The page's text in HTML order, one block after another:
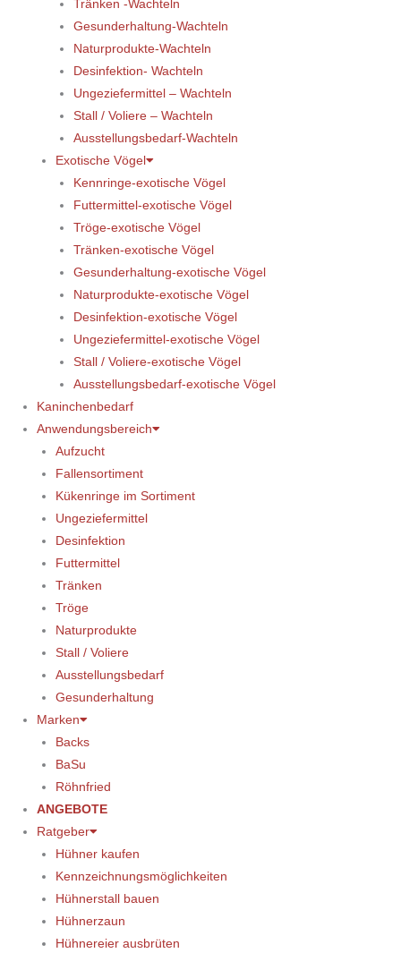
Tränken -Wachteln
Gesunderhaltung-Wachteln
Naturprodukte-Wachteln
Desinfektion- Wachteln
Ungeziefermittel – Wachteln
Stall / Voliere – Wachteln
Ausstellungsbedarf-Wachteln
Exotische Vögel
Kennringe-exotische Vögel
Futtermittel-exotische Vögel
Tröge-exotische Vögel
Tränken-exotische Vögel
Gesunderhaltung-exotische Vögel
Naturprodukte-exotische Vögel
Desinfektion-exotische Vögel
Ungeziefermittel-exotische Vögel
Stall / Voliere-exotische Vögel
Ausstellungsbedarf-exotische Vögel
Kaninchenbedarf
Anwendungsbereich
Aufzucht
Fallensortiment
Kükenringe im Sortiment
Ungeziefermittel
Desinfektion
Futtermittel
Tränken
Tröge
Naturprodukte
Stall / Voliere
Ausstellungsbedarf
Gesunderhaltung
Marken
Backs
BaSu
Röhnfried
ANGEBOTE
Ratgeber
Hühner kaufen
Kennzeichnungsmöglichkeiten
Hühnerstall bauen
Hühnerzaun
Hühnereier ausbrüten